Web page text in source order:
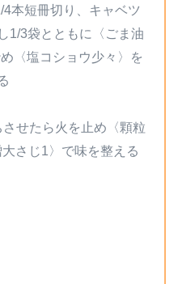
本短冊切り、キャベツ
1/3袋とともに〈ごま油
〈塩コショウ少々〉を
せたら火を止め〈顆粒
さじ1〉で味を整える